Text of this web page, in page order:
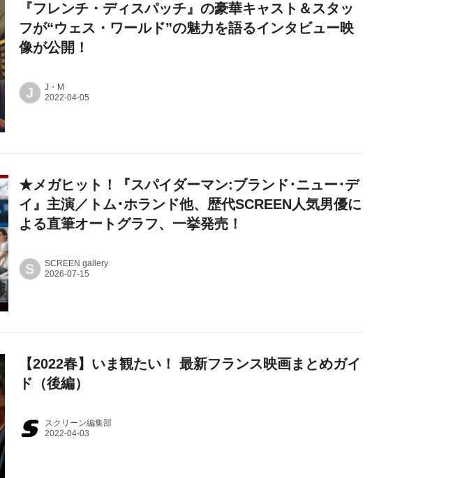
『フレンチ・ディスパッチ』の豪華キャスト＆スタッ
フが“ウェス・ワールド”の魅力を語るインタビュー映
像が公開！
J J・M
★メガヒット！『スパイダーマン:ブランド･ニュー･デ
イ』主演／トム･ホランド他、歴代SCREEN人気男優に
よる直筆オートグラフ、一挙発売！
S SCREEN gallery
【2022春】いま観たい！ 最新フランス映画まとめガイ
ド（後編）
スクリーン編集部